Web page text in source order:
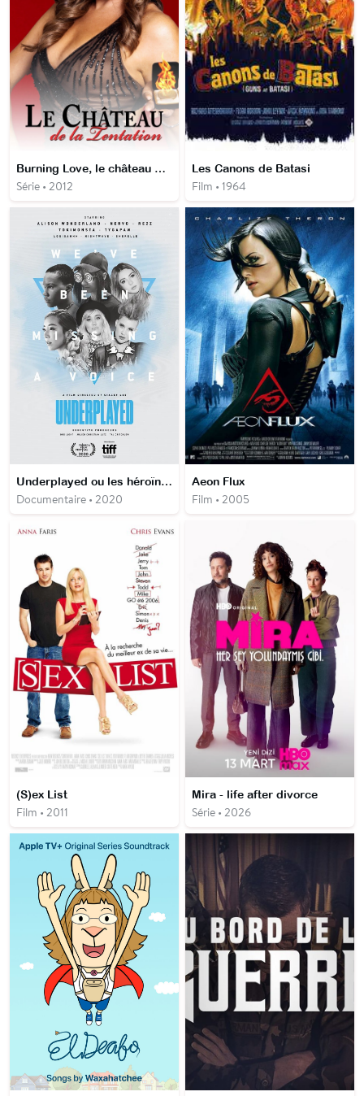
Burning Love, le château de la tentation, le château s'enflamme
Série • 2012
Les Canons de Batasi
Film • 1964
Underplayed ou les héroïnes du dancefloor
Documentaire • 2020
Aeon Flux
Film • 2005
(S)ex List
Film • 2011
Mira - life after divorce
Série • 2026